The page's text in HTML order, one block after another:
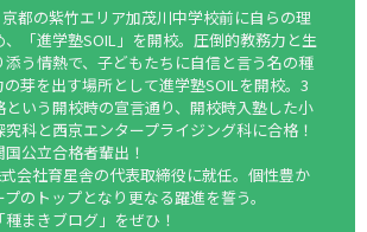
都の紫竹エリア加茂川中学校前に自らの理
「進学塾SOIL」を開校。圧倒的教務力と生
う情熱で、子どもたちに自信と言う名の種
芽を出す場所として進学塾SOILを開校。3
いう開校時の宣言通り、開校時入塾した小
科と西京エンタープライジング科に合格！
公立合格者輩出！
会社育星舎の代表取締役に就任。個性豊か
のトップとなり更なる躍進を誓う。
まきブログ」をぜひ！